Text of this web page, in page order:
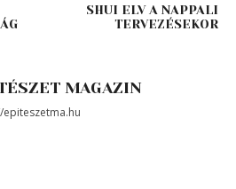
SHUI ELV A NAPPALI
TERVEZÉSEKOR
MAGAZIN